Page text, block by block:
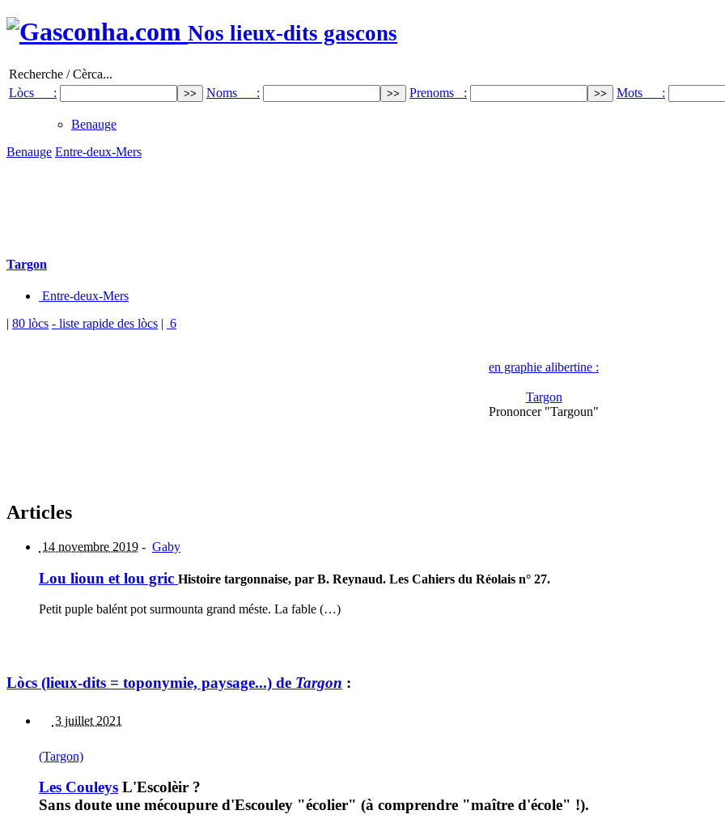
Nos lieux-dits gascons
Recherche / Cèrca...
Lòcs :
Noms : Prenoms : Mots :
Benauge
Benauge Entre-deux-Mers
Targon
Entre-deux-Mers
| 80 lòcs - liste rapide des lòcs | 6
en graphie alibertine :
Targon
Prononcer "Targoun"
Articles
14 novembre 2019 - Gaby
Lou lioun et lou gric Histoire targonnaise, par B. Reynaud. Les Cahiers du Réolais n° 27.
Petit puple balént pot surmounta grand méste. La fable (…)
Lòcs (lieux-dits = toponymie, paysage...) de Targon :
3 juillet 2021
(Targon)
Les Couleys L'Escolèir ?
Sans doute une mécoupure d'Escouley "écolier" (à comprendre "maître d'école" !).